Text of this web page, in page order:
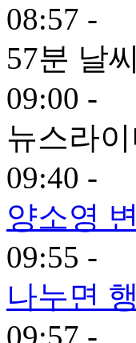
08:57 -
57분 날
09:00 -
뉴스라이
09:40 -
양소영
09:55 -
나누면
09:57 -